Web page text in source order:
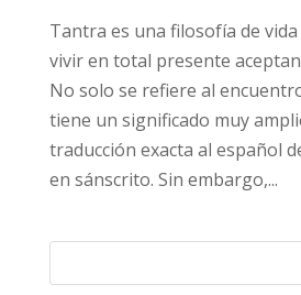
Tantra es una filosofía de
vivir en total presente
No solo se refiere al
tiene un significado muy
traducción exacta al español
en sánscrito. Sin embargo,...